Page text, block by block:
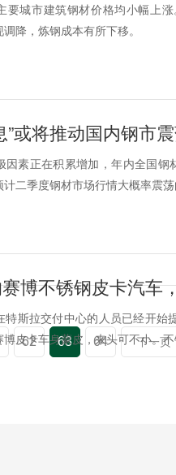
要城市建筑钢材价格均小幅上
降，炼钢成本有所下移。
”或将推动国内钢市
因素正在积累增加，年内全国
二季度钢材市场行情大概率震
博不锈钢皮卡汽车
特斯拉交付中心的人员已经开始
皮卡车身蒙皮，来头可不小。
62 63 64 下一页